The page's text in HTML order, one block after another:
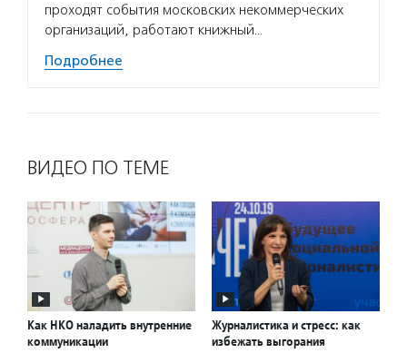
проходят события московских некоммерческих
организаций, работают книжный…
Подробнее
ВИДЕО ПО ТЕМЕ
Как НКО наладить внутренние
коммуникации
Журналистика и стресс: как
избежать выгорания